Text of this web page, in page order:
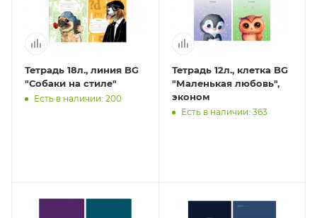
Тетрадь 18л., линия BG
"Собаки на стиле"
Есть в наличии: 200
Тетрадь 12л., клетка BG
"Маленькая любовь",
эконом
Есть в наличии: 363